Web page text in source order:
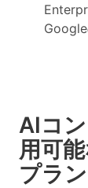
Google
AIコ
用可
プラン